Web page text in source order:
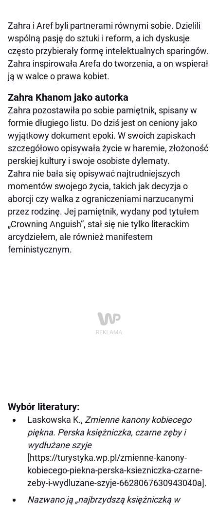
Zahra i Aref byli partnerami równymi sobie. Dzielili
wspólną pasję do sztuki i reform, a ich dyskusje
często przybierały formę intelektualnych sparingów.
Zahra inspirowała Arefa do tworzenia, a on wspierał
ją w walce o prawa kobiet.
Zahra Khanom jako autorka
Zahra pozostawiła po sobie pamiętnik, spisany w
formie długiego listu. Do dziś jest on ceniony jako
wyjątkowy dokument epoki. W swoich zapiskach
szczegółowo opisywała życie w haremie, złożoność
perskiej kultury i swoje osobiste dylematy.
Zahra nie bała się opisywać najtrudniejszych
momentów swojego życia, takich jak decyzja o
aborcji czy walka z ograniczeniami narzucanymi
przez rodzinę. Jej pamiętnik, wydany pod tytułem
„Crowning Anguish”, stał się nie tylko literackim
arcydziełem, ale również manifestem
feministycznym.
Wybór literatury:
Laskowska K., Zmienne kanony kobiecego
piękna. Perska księżniczka, czarne zęby i
wydłużane szyje
[https://turystyka.wp.pl/zmienne-kanony-
kobiecego-piekna-perska-ksiezniczka-czarne-
zeby-i-wydluzane-szyje-6628067630943040a].
Nazwano ją „najbrzydszą księżniczką w